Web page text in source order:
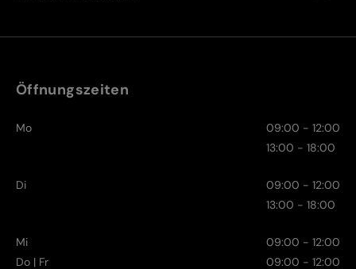
Öffnungszeiten
Mo
09:00 - 12:00
13:00 - 18:00
Di
09:00 - 12:00
13:00 - 18:00
Mi
09:00 - 12:00
Do | Fr
09:00 - 12:00